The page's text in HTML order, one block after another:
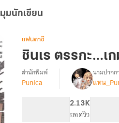
มุมนักเขียน
แฟนตาซี
ชินเร ตรรกะ…
เรื่อง
สำนักพิมพ์
Punica
นามปากก
แทน
2.13K
ยอดวิว